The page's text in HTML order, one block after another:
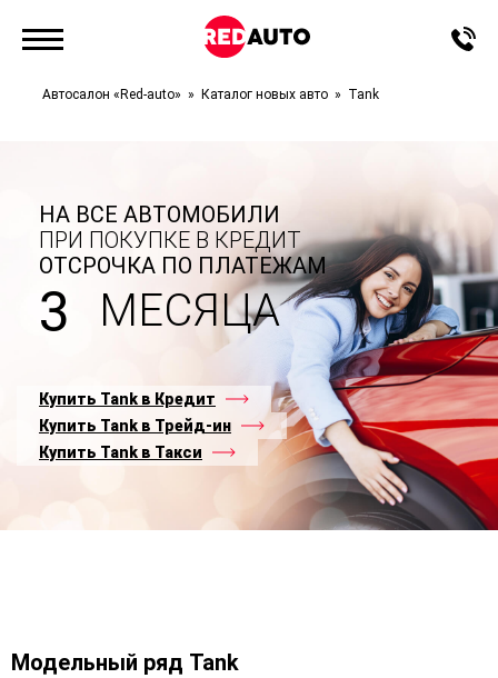
Автосалон «Red-auto» Каталог новых авто Tank
НА ВСЕ АВТОМОБИЛИ
ПРИ ПОКУПКЕ В КРЕДИТ
ОТСРОЧКА ПО ПЛАТЕЖАМ
3 МЕСЯЦА
Купить Tank в Кредит
Купить Tank в Трейд-ин
Купить Tank в Такси
Модельный ряд Tank